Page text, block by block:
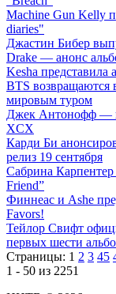
Machine Gun Kelly
diaries"
Джастин Бибер
Drake — анонс
Kesha представила
BTS возвращаются
мировым туром
Джек Антонофф —
XCX
Карди Би
релиз 19 сентября
Сабрина Карпентер
Friend”
Финнеас и Ashe
Favors!
Тейлор Свифт
первых шести
Страницы: 1 2 3 45
1 - 50 из 2251